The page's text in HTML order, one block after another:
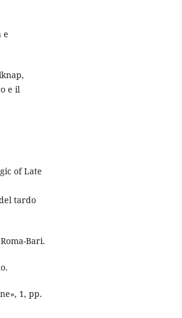
e
e il
of Late
tardo
Bari.
1, pp.